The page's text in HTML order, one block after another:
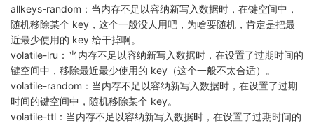
allkeys-random：当内存不足以容纳新写入数据时，在键空间中，
随机移除某个 key，这个一般没人用吧，为啥要随机，肯定是把最
近最少使用的 key 给干掉啊。
volatile-lru：当内存不足以容纳新写入数据时，在设置了过期时间的
键空间中，移除最近最少使用的 key（这个一般不太合适）。
volatile-random：当内存不足以容纳新写入数据时，在设置了过期
时间的键空间中，随机移除某个 key。
volatile-ttl：当内存不足以容纳新写入数据时，在设置了过期时间的